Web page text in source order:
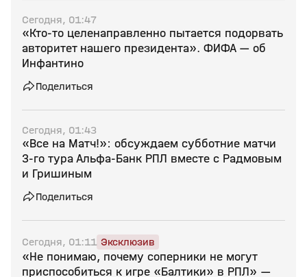
Сегодня, 01:47
«Кто‑то целенаправленно пытается подорвать
авторитет нашего президента». ФИФА — об
Инфантино
Поделиться
Сегодня, 01:43
«Все на Матч!»: обсуждаем субботние матчи
3-го тура Альфа-Банк РПЛ вместе с Радмовым
и Гришиным
Поделиться
Сегодня, 01:11 Эксклюзив
«Не понимаю, почему соперники не могут
приспособиться к игре «Балтики» в РПЛ» —